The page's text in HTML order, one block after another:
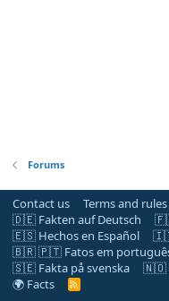
Forums
Contact us Terms and rules
🇩🇪 Fakten auf Deutsch
🇪🇸 Hechos en Español
🇧🇷 🇵🇹 Fatos em
🇸🇪 Fakta på svenska
🇳🇴
🌍 Facts
R